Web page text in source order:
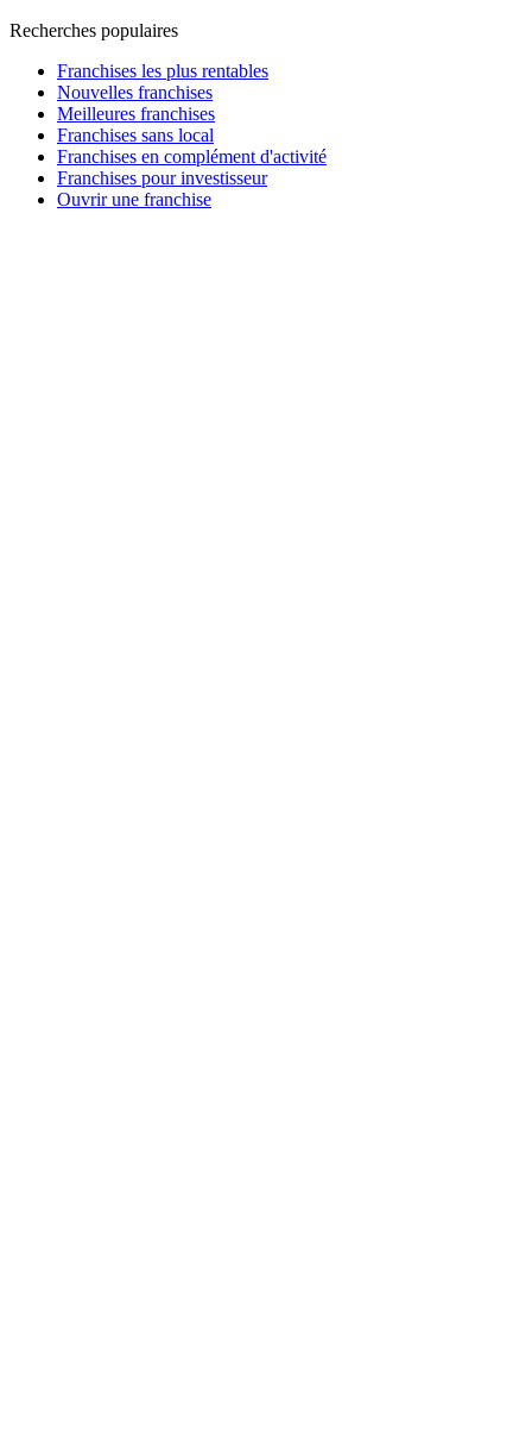
Recherches populaires
Franchises les plus rentables
Nouvelles franchises
Meilleures franchises
Franchises sans local
Franchises en complément d'activité
Franchises pour investisseur
Ouvrir une franchise